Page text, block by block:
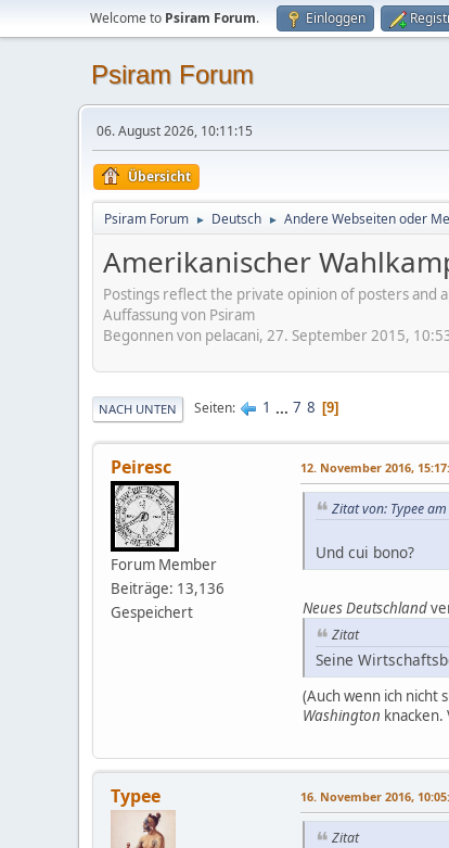
Welcome to Psiram Forum. Einloggen
Psiram Forum
06. August 2026, 10:11:15
Übersicht
Psiram Forum ► Deutsch ► Andere Webseiten oder
Amerikanischer
Postings reflect the private opinion of posters and
Auffassung von Psiram
Begonnen von pelacani, 27. September 2015,
NACH UNTEN Seiten 1 ... 7 8 9
Peiresc
Forum Member
Beiträge: 13,136
Gespeichert
12. November 2016,
Zitat von: Typee
Und cui bono?
Neues Deutschland
Zitat
Seine
(Auch wenn ich nicht
Washington
Typee 16. November 2016,
Zitat